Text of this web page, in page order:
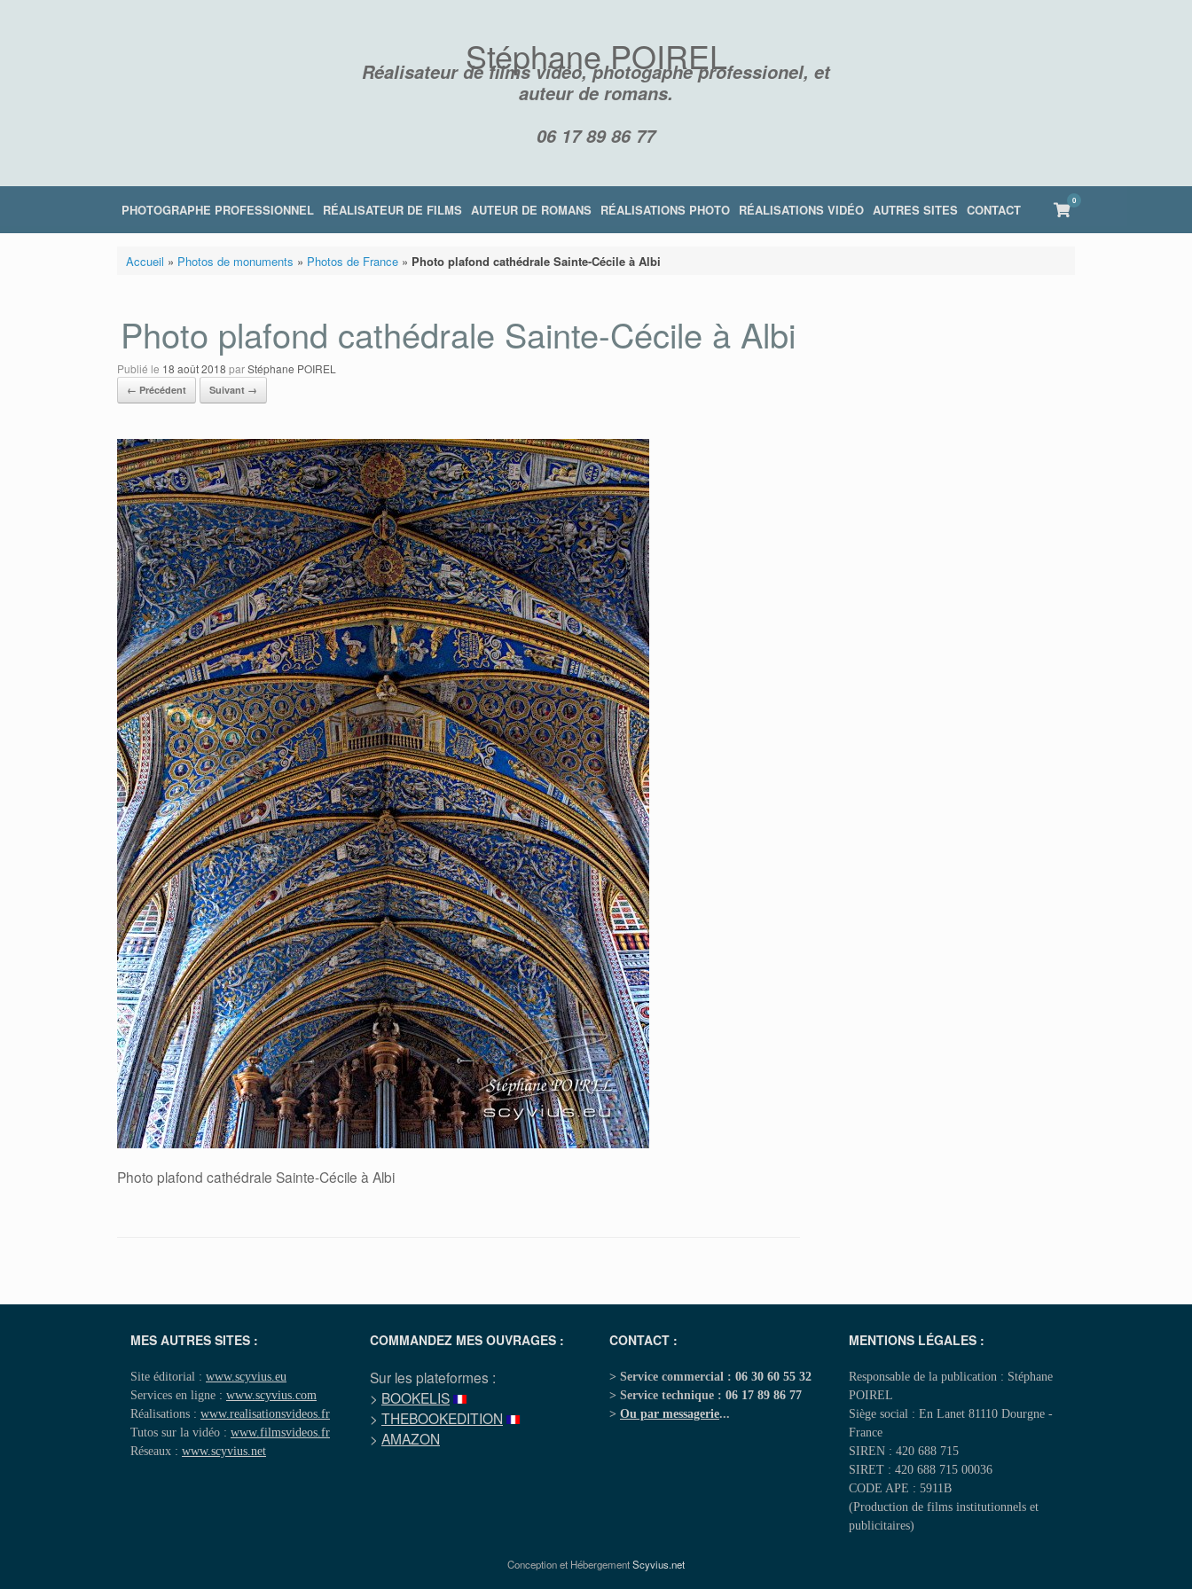
Stéphane POIREL
Réalisateur de films vidéo, photogaphe professionel, et
auteur de romans.
06 17 89 86 77
PHOTOGRAPHE PROFESSIONNEL RÉALISATEUR DE FILMS AUTEUR DE ROMANS RÉALISATIONS PHOTO RÉALISATIONS VIDÉO AUTRES SITES CONTACT View
shopping
cart
0
Accueil » Photos de monuments » Photos de France» Photo plafond cathédrale Sainte-Cécile à Albi
Photo plafond cathédrale Sainte-Cécile à Albi
Publié le 18 août 2018 parStéphane POIREL
← Précédent Suivant →
Photo plafond cathédrale Sainte-Cécile à Albi
MES AUTRES SITES :
Site éditorial : www.scyvius.eu
Services en ligne : www.scyvius.com
Réalisations : www.realisationsvideos.fr
Tutos sur la vidéo : www.filmsvideos.fr
Réseaux : www.scyvius.net
COMMANDEZ MES OUVRAGES :
Sur les plateformes :
> BOOKELIS
> THEBOOKEDITION
> AMAZON
CONTACT :
> Service commercial : 06 30 60 55 32
> Service technique : 06 17 89 86 77
> Ou par messagerie...
MENTIONS LÉGALES :
Responsable de la publication : Stéphane
POIREL
Siège social : En Lanet 81110 Dourgne -
France
SIREN : 420 688 715
SIRET : 420 688 715 00036
CODE APE : 5911B
(Production de films institutionnels et
publicitaires)
Conception et HébergementScyvius.net